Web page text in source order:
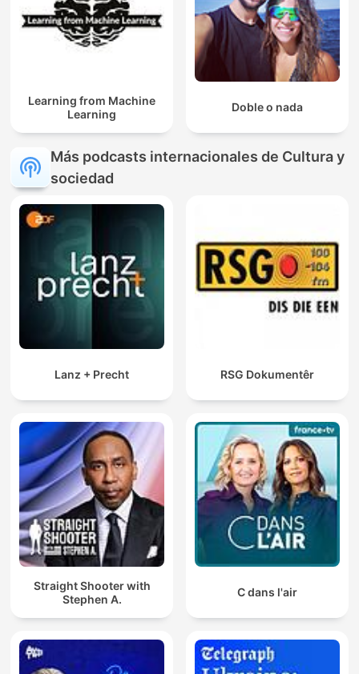
Learning from Machine
Learning
Doble o nada
Más podcasts internacionales de Cultura y
sociedad
Lanz + Precht RSG Dokumentêr
Straight Shooter with
Stephen A.
C dans l'air